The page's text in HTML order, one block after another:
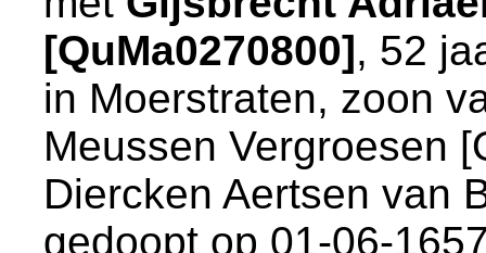
[QuMa0270800], 52
in Moerstraten, zoon
Meussen Vergroesen
Diercken Aertsen van
gedoopt op 01-06-